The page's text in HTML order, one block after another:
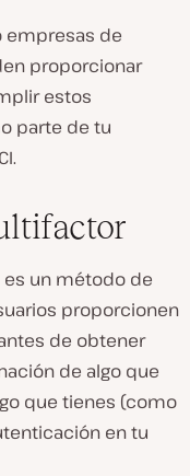
empresas de
proporcionar
estos
parte de tu
es un método de
proporcionen
de obtener
de algo que
que tienes (como
en tu